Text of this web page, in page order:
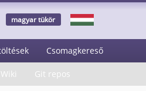
magyar tükör
Csomagkereső
Git repos